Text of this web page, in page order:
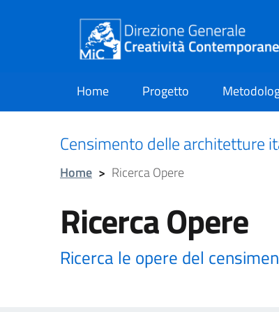
Home
current Progetto
Censimento delle architetture
Home > Ricerca Opere
Ricerca Opere
Ricerca le opere del